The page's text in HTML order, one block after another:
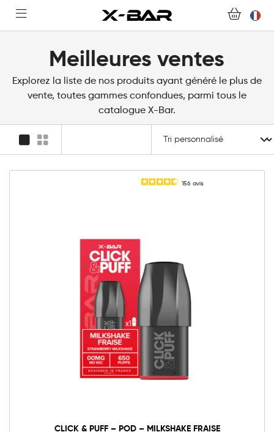
FOIRE AUX QUESTIONS
DEVENIR REVENDEUR
MON COMPTE
Meilleures ventes
Explorez la liste de nos produits ayant généré le plus de
vente, toutes gammes confondues, parmi tous le
catalogue X-Bar.
156 avis
CLICK & PUFF – POD – MILKSHAKE FRAISE
0mg 20mg
&
-
Pod
Ajouter au panier